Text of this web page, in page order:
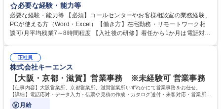
お客様のお声をより良い商品づくりに活かしていく上で、窓口となるお客
様相談室でのお仕事です。 日々お客様からいただくキリングループへのご
意見を、企業活動に活かしています。お客様からの声に迅速かつ誠意をも
って対応、情報提供するとともにグループ内活動に反映しています。 【具
平均100件前後■メール・手紙：同上40件前後 募集職種 中野本社【お客様
相談室】お客様のお声をもとにより良い商品づくりへ貢献
必要な経験・能力等
必要な経験・能力等 【必須】コールセンターやお客様相談室の業務経験、
PCが使える方（Word・Excel）【働き方】在宅勤務・リモートワーク相
談可/月平均残業7～8時間程度 【入社後の研修】着任から1か月は電話対応
すのでご安心ください。 【当社について】キリングループの広報機能を担
う会社として、お客様との出会いを大切にし、磨き上げたホスピタリティ
を込めてコミュニケーションをとりながら広報関連業務を行っておりま
す。 学歴・資格 学歴：大学院 大学 高専 短大 専修学校 高校 語学力： 資
格：
正社員
株式会社キーエンス
【大阪・京都・滋賀】営業事務 ※未経験可 営業事務
【仕事内容】大阪営業所、京都営業所、滋賀営業所いずれかにて営業事務をお任せ。
【詳細】電話応対・データ入力・伝票や見積の作成・カタログ送付・来客対応・営業所内
で発生する事務業務や業務改善をお任せ。
月給